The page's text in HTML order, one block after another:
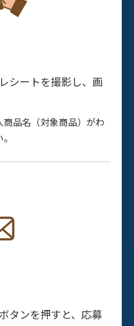
シートを撮影し、画
品名（対象商品）がわ
タンを押すと、応募